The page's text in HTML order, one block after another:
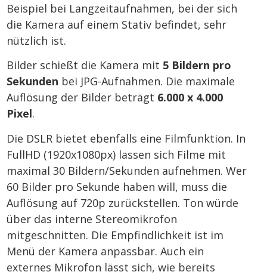
Beispiel bei Langzeitaufnahmen, bei der sich
die Kamera auf einem Stativ befindet, sehr
nützlich ist.
Bilder schießt die Kamera mit 5 Bildern pro
Sekunden bei JPG-Aufnahmen. Die maximale
Auflösung der Bilder beträgt 6.000 x 4.000
Pixel.
Die DSLR bietet ebenfalls eine Filmfunktion. In
FullHD (1920x1080px) lassen sich Filme mit
maximal 30 Bildern/Sekunden aufnehmen. Wer
60 Bilder pro Sekunde haben will, muss die
Auflösung auf 720p zurückstellen. Ton würde
über das interne Stereomikrofon
mitgeschnitten. Die Empfindlichkeit ist im
Menü der Kamera anpassbar. Auch ein
externes Mikrofon lässt sich, wie bereits